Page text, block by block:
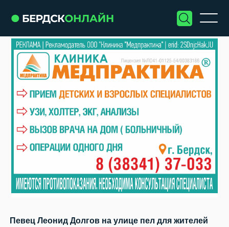
Певец Леонид Долгов на улице пел для жителей